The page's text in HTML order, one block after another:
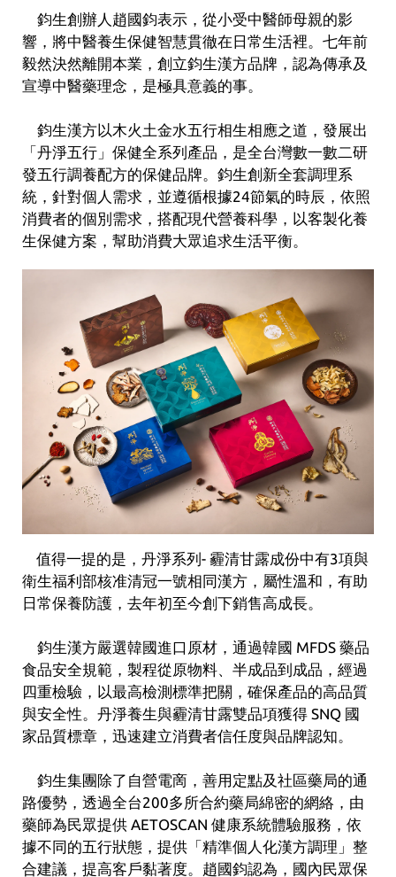
鈞生創辦人趙國鈞表示，從小受中醫師母親的影
響，將中醫養生保健智慧貫徹在日常生活裡。七年前
毅然決然離開本業，創立鈞生漢方品牌，認為傳承及
宣導中醫藥理念，是極具意義的事。
鈞生漢方以木火土金水五行相生相應之道，發展出
「丹淨五行」保健全系列產品，是全台灣數一數二研
發五行調養配方的保健品牌。鈞生創新全套調理系
統，針對個人需求，並遵循根據24節氣的時辰，依照
消費者的個別需求，搭配現代營養科學，以客製化養
生保健方案，幫助消費大眾追求生活平衡。
值得一提的是，丹淨系列- 霾清甘露成份中有3項與
衛生福利部核准清冠一號相同漢方，屬性溫和，有助
日常保養防護，去年初至今創下銷售高成長。
鈞生漢方嚴選韓國進口原材，通過韓國 MFDS 藥品
食品安全規範，製程從原物料、半成品到成品，經過
四重檢驗，以最高檢測標準把關，確保產品的高品質
與安全性。丹淨養生與霾清甘露雙品項獲得 SNQ 國
家品質標章，迅速建立消費者信任度與品牌認知。
鈞生集團除了自營電啇，善用定點及社區藥局的通
路優勢，透過全台200多所合約藥局綿密的網絡，由
藥師為民眾提供 AETOSCAN 健康系統體驗服務，依
據不同的五行狀態，提供「精準個人化漢方調理」整
合建議，提高客戶黏著度。趙國鈞認為，國內民眾保